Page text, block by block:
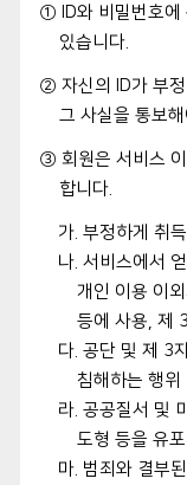
① ID와 비밀번호에
있습니다.
② 자신의 ID가 부정
그 사실을 통보해
③ 회원은 서비스
합니다.
가. 부정하게 취
나. 서비스에서
개인 이용 이
등에 사용, 제
다. 공단 및 제 3
침해하는 행위
라. 공공질서 및
도형 등을 유
마. 범죄와 결부